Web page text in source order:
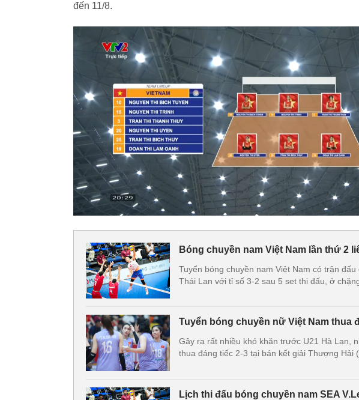
đến 11/8.
Bóng chuyền nam Việt Nam lần thứ 2
Tuyển bóng chuyền nam Việt Nam có trận
Thái Lan với tỉ số 3-2 sau 5 set thi đấu, ở
Tuyển bóng chuyền nữ Việt Nam thua
Gây ra rất nhiều khó khăn trước U21 Hà Lan,
thua đáng tiếc 2-3 tại bán kết giải Thượng Hải
Lịch thi đấu bóng chuyền nam SEA